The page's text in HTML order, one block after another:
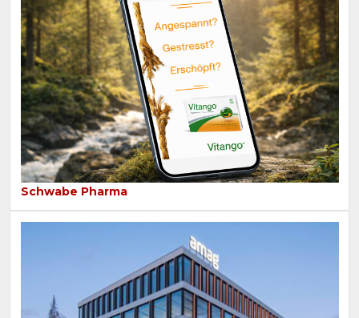
Schwabe Pharma